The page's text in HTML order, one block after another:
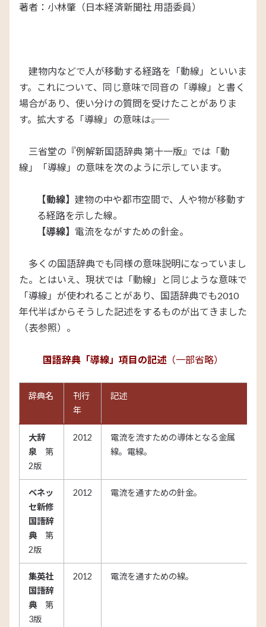
著者：小林肇（日本経済新聞社 用語委員）
建物内などで人が移動する経路を「動線」といいま
す。これについて、同じ意味で同音の「導線」と書く
場合があり、使い分けの質問を受けたことがありま
す。拡大する「導線」の意味は――。
三省堂の『例解新国語辞典 第十一版』では「動
線」「導線」の意味を次のように示しています。
【動線】 建物の中や都市空間で、人や物が移動す
る経路を示した線。
【導線】 電流をながすための針金。
多くの国語辞典でも同様の意味説明になっていまし
た。とはいえ、現状では「動線」と同じような意味で
「導線」が使われることがあり、国語辞典でも2010
年代半ばからそうした記述をするものが出てきました
（表参照）。
国語辞典「導線」項目の記述 （一部省略）
辞典名
刊行
年
記述
大辞
泉 第
2版
2012
電流を流すための導体となる金属
線。電線。
ベネッ
セ新修
国語辞
典 第
2版
2012 電流を通すための針金。
集英社
国語辞
典 第
3版
2012 電流を通すための線。